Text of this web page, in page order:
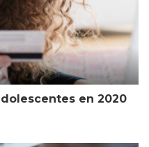
en 2020